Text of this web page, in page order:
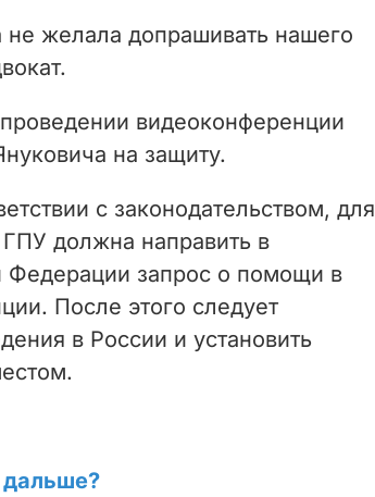
i
d
e
o
не желала допрашивать нашего
видеоконференции
на защиту.
с законодательством, для
должна направить в
Федерации запрос о помощи в
После этого следует
в России и установить